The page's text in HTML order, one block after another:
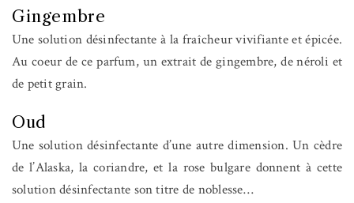
Gingembre
Une solution désinfectante à la fraîcheur vivifiante et épicée.
Au coeur de ce parfum, un extrait de gingembre, de néroli et
de petit grain.
Oud
Une solution désinfectante d’une autre dimension. Un cèdre
de l’Alaska, la coriandre, et la rose bulgare donnent à cette
solution désinfectante son titre de noblesse…